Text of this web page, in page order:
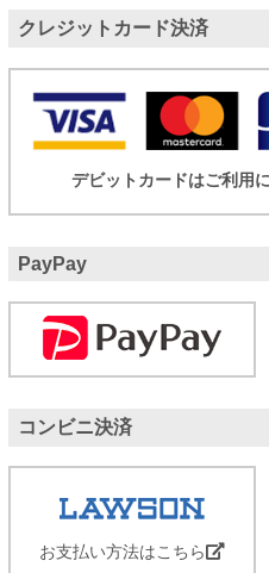
クレジットカード決済
デビットカードはご利用
PayPay
コンビニ決済
お支払い方法はこちら